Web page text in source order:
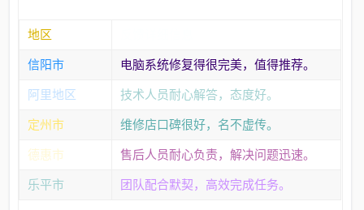
地区
信阳市 电脑系统修复得很完美，值得推荐。
阿里地区 技术人员耐心解答，态度好。
定州市 维修店口碑很好，名不虚传。
德惠市 售后人员耐心负责，解决问题迅速。
乐平市 团队配合默契，高效完成任务。